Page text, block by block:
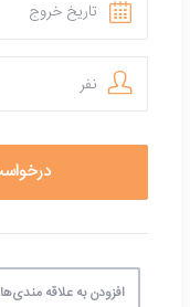
نفر
افزودن به علاقه مندی‌ها